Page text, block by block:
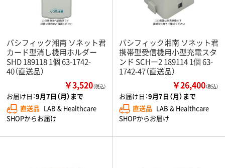
パシフィック湘南 ソネット君
カード型消し機用ホルダー
SHD 189118 1個 63-1742-
40（直送品）
￥3,520（税込）
お届け日：9月7日（月）まで
直送品 LAB & Healthcare
SHOPからお届け
パシフィック湘南 ソネット君
携帯型受信機用小型充電スタ
ンド SCHー2 189114 1個 63-
1742-47（直送品）
￥26,400（税込）
お届け日：9月7日（月）まで
直送品 LAB & Healthcare
SHOPからお届け